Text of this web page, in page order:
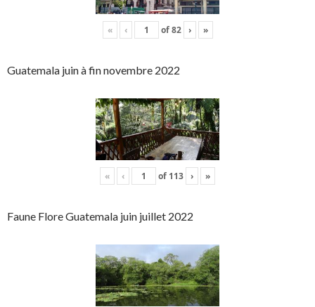
« ‹ of82 › »
Guatemala juin à fin novembre 2022
« ‹ of 113 › »
Faune Flore Guatemala juin juillet 2022